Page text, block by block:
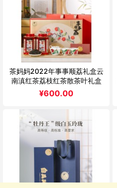
茶妈妈2022年事事顺荔礼盒云
南滇红茶荔枝红茶散茶叶礼盒
¥600.00